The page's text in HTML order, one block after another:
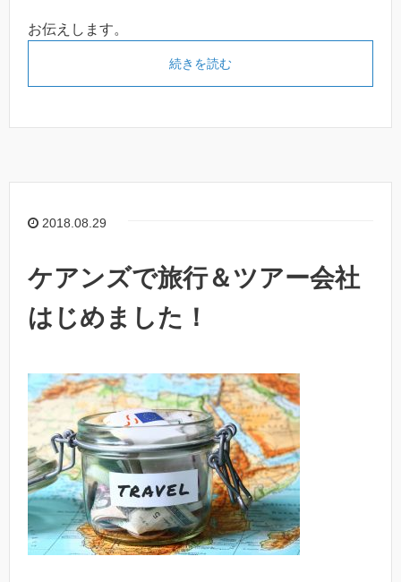
お伝えします。
続きを読む
2018.08.29
ケアンズで旅行＆ツアー会社
はじめました！